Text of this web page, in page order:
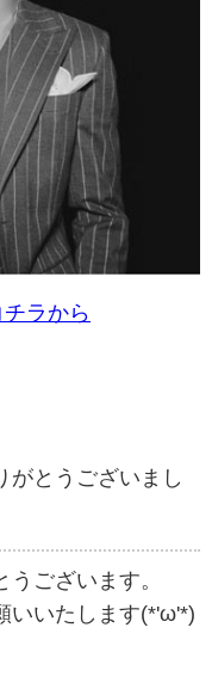
チラから
とうございまし
ございます。
いいたします(*'ω'*)